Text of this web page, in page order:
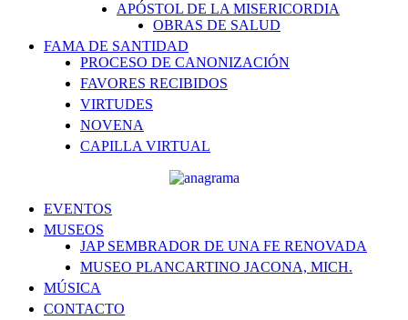
APÓSTOL DE LA MISERICORDIA
OBRAS DE SALUD
FAMA DE SANTIDAD
PROCESO DE CANONIZACIÓN
FAVORES RECIBIDOS
VIRTUDES
NOVENA
CAPILLA VIRTUAL
EVENTOS
MUSEOS
JAP SEMBRADOR DE UNA FE RENOVADA
MUSEO PLANCARTINO JACONA, MICH.
MÚSICA
CONTACTO